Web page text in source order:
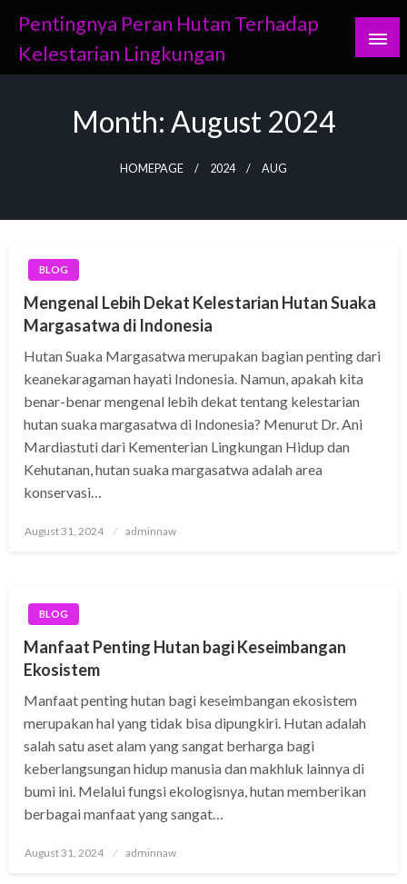
content
Pentingnya Peran Hutan Terhadap
Kelestarian Lingkungan
Month: August 2024
HOMEPAGE 2024 AUG
BLOG
Mengenal Lebih Dekat Kelestarian Hutan Suaka
Margasatwa di Indonesia
Hutan Suaka Margasatwa merupakan bagian penting dari
keanekaragaman hayati Indonesia. Namun, apakah kita
benar-benar mengenal lebih dekat tentang kelestarian
hutan suaka margasatwa di Indonesia? Menurut Dr. Ani
Mardiastuti dari Kementerian Lingkungan Hidup dan
Kehutanan, hutan suaka margasatwa adalah area
konservasi…
Posted
August 31, 2024 adminnaw
BLOG
Manfaat Penting Hutan bagi Keseimbangan
Ekosistem
Manfaat penting hutan bagi keseimbangan ekosistem
merupakan hal yang tidak bisa dipungkiri. Hutan adalah
salah satu aset alam yang sangat berharga bagi
keberlangsungan hidup manusia dan makhluk lainnya di
bumi ini. Melalui fungsi ekologisnya, hutan memberikan
berbagai manfaat yang sangat…
Posted
August 31, 2024 adminnaw